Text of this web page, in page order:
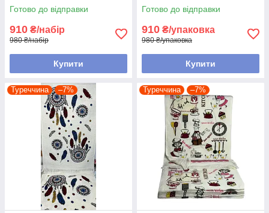
Готово до відправки
910 ₴/набір
980 ₴/набір
Купити
Готово до відправки
910 ₴/упаковка
980 ₴/упаковка
Купити
Туреччина –7% Туреччина –7%